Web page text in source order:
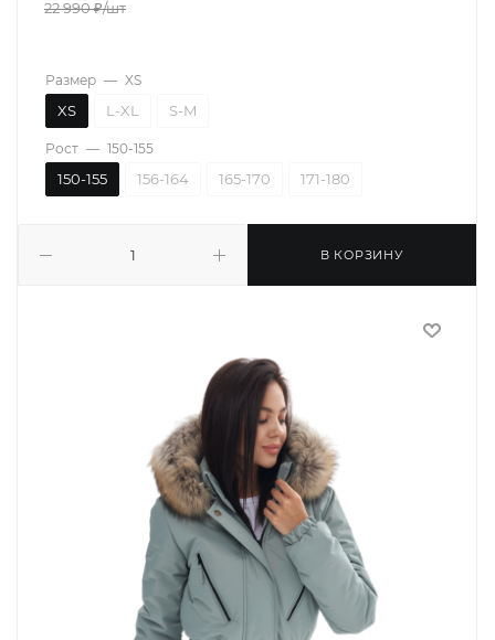
22 990₽/шт
В КОРЗИНУ
Размер — XS
XS L-XL S-M
Рост — 150-155
150-155 156-164 165-170 171-180